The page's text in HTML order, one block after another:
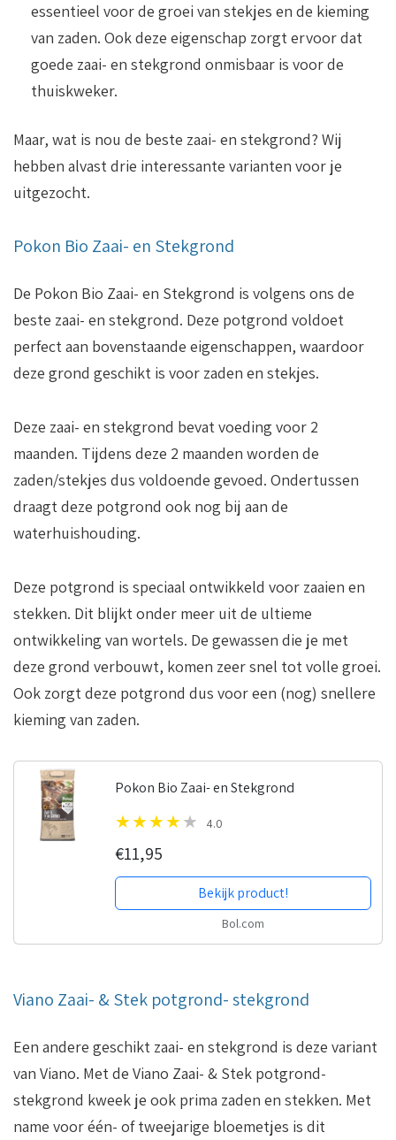
essentieel voor de groei van stekjes en de kieming
van zaden. Ook deze eigenschap zorgt ervoor dat
goede zaai- en stekgrond onmisbaar is voor de
thuiskweker.
Maar, wat is nou de beste zaai- en stekgrond? Wij
hebben alvast drie interessante varianten voor je
uitgezocht.
Pokon Bio Zaai- en Stekgrond
De Pokon Bio Zaai- en Stekgrond is volgens ons de
beste zaai- en stekgrond. Deze potgrond voldoet
perfect aan bovenstaande eigenschappen, waardoor
deze grond geschikt is voor zaden en stekjes.
Deze zaai- en stekgrond bevat voeding voor 2
maanden. Tijdens deze 2 maanden worden de
zaden/stekjes dus voldoende gevoed. Ondertussen
draagt deze potgrond ook nog bij aan de
waterhuishouding.
Deze potgrond is speciaal ontwikkeld voor zaaien en
stekken. Dit blijkt onder meer uit de ultieme
ontwikkeling van wortels. De gewassen die je met
deze grond verbouwt, komen zeer snel tot volle groei.
Ook zorgt deze potgrond dus voor een (nog) snellere
kieming van zaden.
Pokon Bio Zaai- en Stekgrond
4.0
€11,95
Bekijk product!
Bol.com
Viano Zaai- & Stek potgrond- stekgrond
Een andere geschikt zaai- en stekgrond is deze variant
van Viano. Met de Viano Zaai- & Stek potgrond-
stekgrond kweek je ook prima zaden en stekken. Met
name voor één- of tweejarige bloemetjes is dit